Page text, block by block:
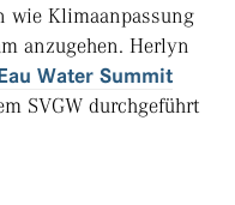
wie Klimaanpassung
anzugehen. Herlyn
Water Summit
SVGW durchgeführt